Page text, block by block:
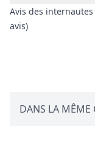
Avis des
avis)
DANS LA MÊME